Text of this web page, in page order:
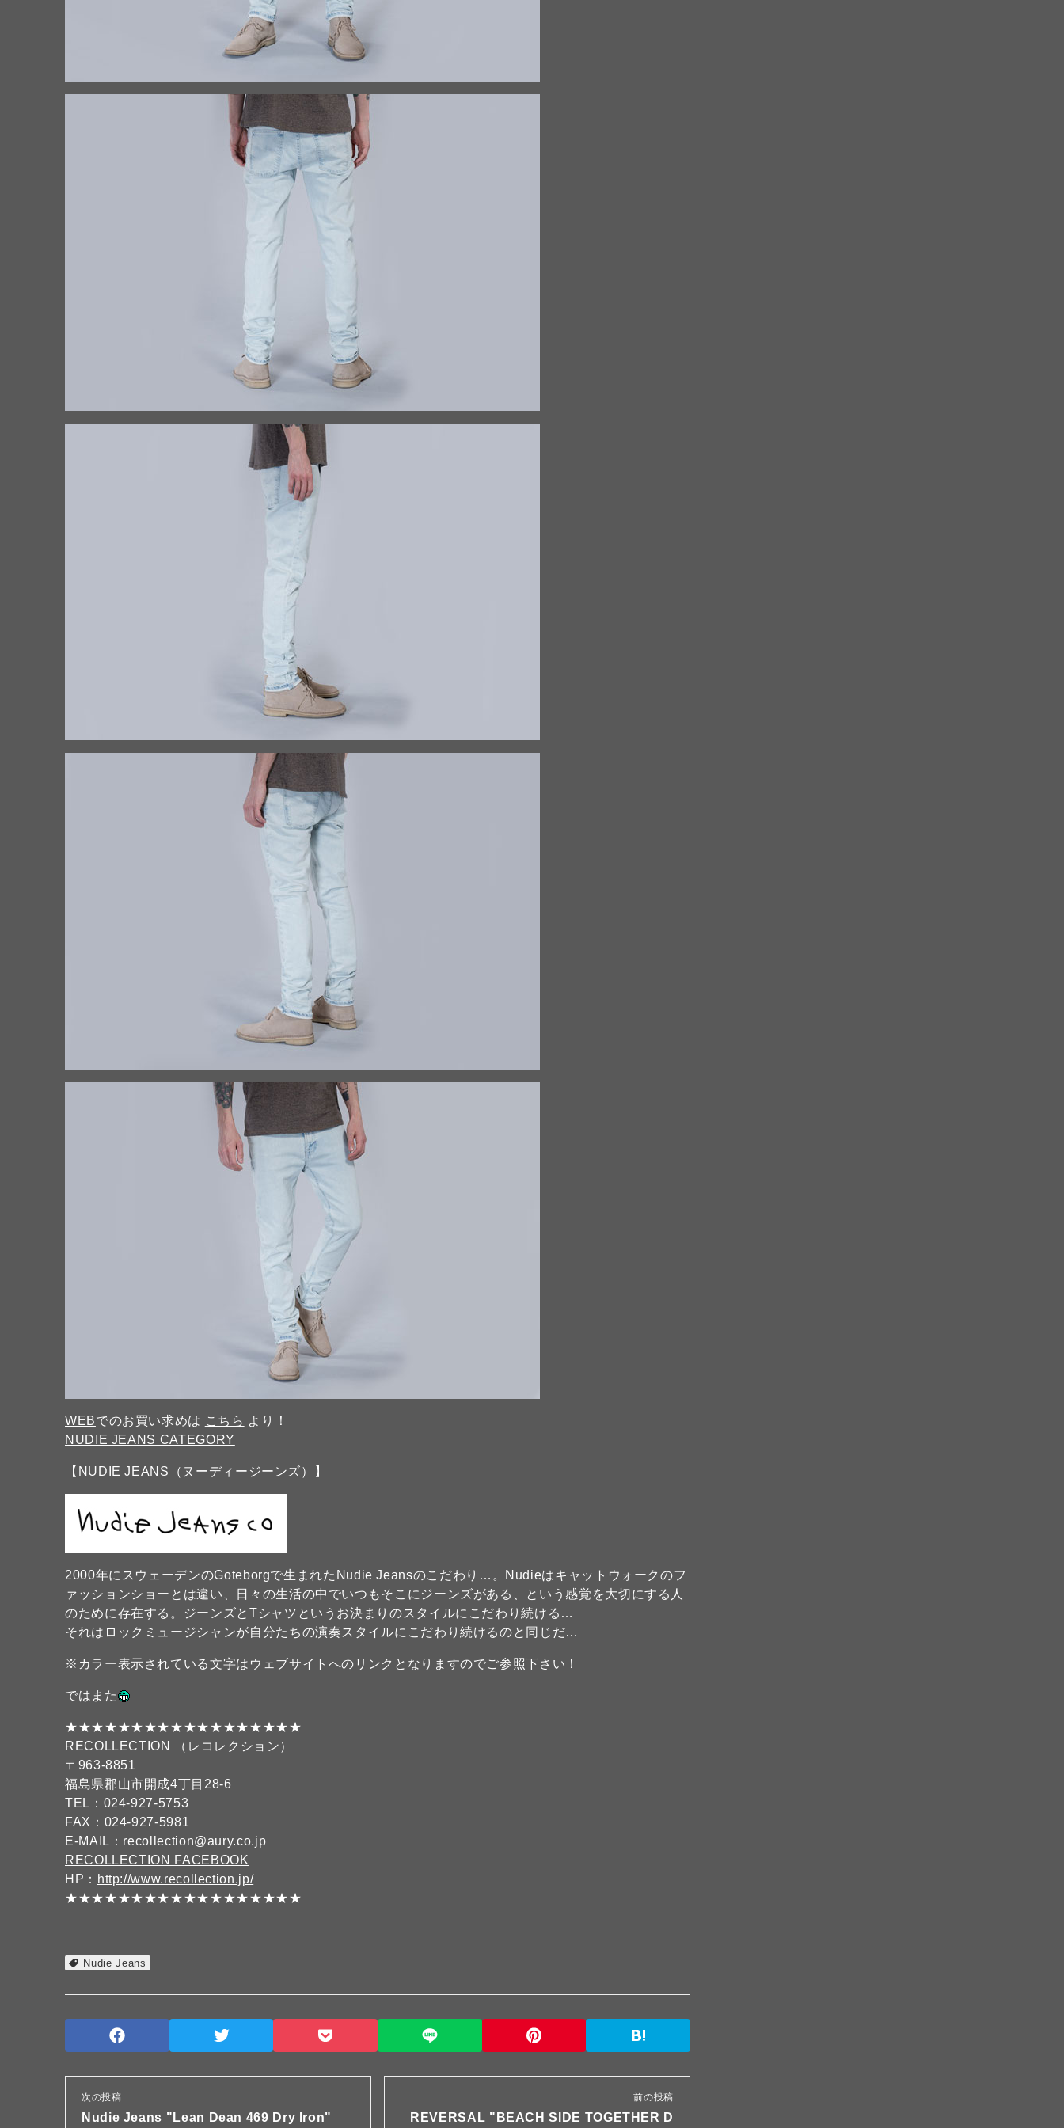
WEBでのお買い求めは こちら より！
NUDIE JEANS CATEGORY
【NUDIE JEANS（ヌーディージーンズ）】
2000年にスウェーデンのGoteborgで生まれたNudie Jeansのこだわり…。Nudieはキャットウォークのフ
ァッションショーとは違い、日々の生活の中でいつもそこにジーンズがある、という感覚を大切にする人
のために存在する。ジーンズとTシャツというお決まりのスタイルにこだわり続ける…
それはロックミュージシャンが自分たちの演奏スタイルにこだわり続けるのと同じだ…
※カラー表示されている文字はウェブサイトへのリンクとなりますのでご参照下さい！
ではまた
★★★★★★★★★★★★★★★★★★
RECOLLECTION （レコレクション）
〒963-8851
福島県郡山市開成4丁目28-6
TEL：024-927-5753
FAX：024-927-5981
E-MAIL：recollection@aury.co.jp
RECOLLECTION FACEBOOK
HP： http://www.recollection.jp/
★★★★★★★★★★★★★★★★★★
Nudie Jeans
次の投稿
Nudie Jeans "Lean Dean 469 Dry Iron"
前の投稿
REVERSAL "BEACH SIDE TOGETHER D